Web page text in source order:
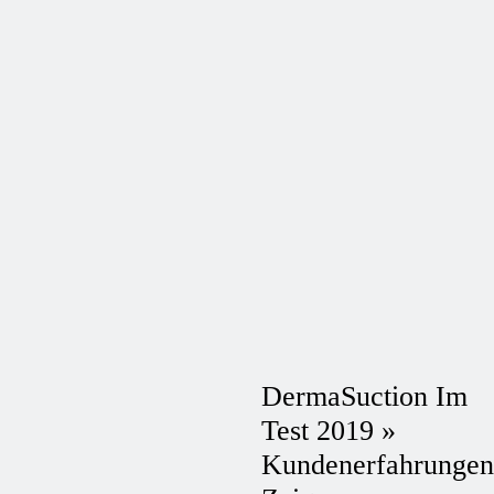
DermaSuction Im
Test 2019 »
Kundenerfahrungen